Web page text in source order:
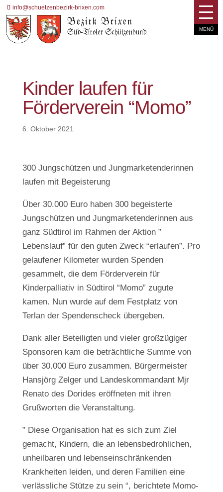
info@schuetzenbezirk-brixen.com
Kinder laufen für
Förderverein “Momo”
6. Oktober 2021
300 Jungschützen und Jungmarketenderinnen
laufen mit Begeisterung
Über 30.000 Euro haben 300 begeisterte
Jungschützen und Jungmarketenderinnen aus
ganz Südtirol im Rahmen der Aktion ”
Lebenslauf” für den guten Zweck “erlaufen”. Pro
gelaufener Kilometer wurden Spenden
gesammelt, die dem Förderverein für
Kinderpalliativ in Südtirol “Momo” zugute
kamen. Nun wurde auf dem Festplatz von
Terlan der Spendenscheck übergeben.
Dank aller Beteiligten und vieler großzügiger
Sponsoren kam die beträchtliche Summe von
über 30.000 Euro zusammen. Bürgermeister
Hansjörg Zelger und Landeskommandant Mjr
Renato des Dorides eröffneten mit ihren
Grußworten die Veranstaltung.
” Diese Organisation hat es sich zum Ziel
gemacht, Kindern, die an lebensbedrohlichen,
unheilbaren und lebenseinschränkenden
Krankheiten leiden, und deren Familien eine
verlässliche Stütze zu sein “, berichtete Momo-